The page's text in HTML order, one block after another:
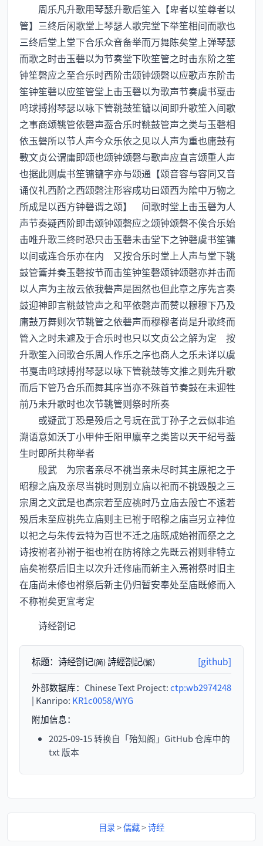
周乐凡升歌用琴瑟升歌后笙入【卑者以笙尊者以
管】三终后闲歌堂上琴瑟人歌完堂下举笙相间而歌也
三终后堂上堂下合乐众音备举而万舞陈矣堂上弹琴瑟
而歌之时击玉磬以为节奏堂下吹笙管之时击东阶之笙
钟笙磬应之至合乐时西阶击颂钟颂磬以应歌声东阶击
笙钟笙磬以应笙管堂上击玉磬以为歌声节奏虞书戛击
鸣球搏拊琴瑟以咏下管鞉鼓笙镛以间即升歌笙入间歌
之事商颂鞉管依磬声葢合乐时鞉鼓管声之类与玉磬相
依玉磬所以节人声今众乐依之见以人声为重也庸鼓有
斁文贞公谓庸即颂也颂钟颂磬与歌声应直言颂重人声
也据此则虞书笙镛镛字亦与颂通【颂音容与容同又音
诵仪礼西阶之西颂磬注形容成功曰颂西为隂中万物之
所成是以西方钟磬谓之颂】 间歌时堂上击玉磬为人
声节奏疑西阶即击颂钟颂磬应之颂钟颂磬不俟合乐始
击唯升歌三终时恐只击玉磬未击堂下之钟磬虞书笙镛
以间或连合乐亦在内 又按合乐时堂上人声与堂下鞉
鼓管籥并奏玉磬按节而击笙钟笙磬颂钟颂磬亦并击而
以人声为主故云依我磬声是固然也但此章之序先言奏
鼓迎神即言鞉鼓管声之和平依磬声而赞以穆穆下乃及
庸鼓万舞则次节鞉管之依磬声而穆穆者尚是升歌终而
管入之时未遽及于合乐时也只以文贞公之解为定 按
升歌笙入间歌合乐周人作乐之序也商人之乐未详以虞
书戛击鸣球搏拊琴瑟以咏下管鞉鼓等文推之则先升歌
而后下管乃合乐而舞其序当亦不殊首节奏鼓在未迎牲
前乃未升歌时也次节鞉管则祭时所奏
或疑武丁恐是殁后之号玩在武丁孙子之云似非追
溯语意如沃丁小甲仲壬阳甲廪辛之类皆以天干纪号葢
生时即所共称举者
殷武 为宗者亲尽不祧当亲未尽时其主原祀之于
昭穆之庙及亲尽当祧时则别立庙以祀而不祧毁殷之三
宗周之文武是也髙宗若至应祧时乃立庙去殷亡不逺若
殁后未至应祧先立庙则主已祔于昭穆之庙岂另立神位
以祀之与朱传云特为百世不迁之庙既成始祔而祭之之
诗按祔者孙祔于祖也祔在防将除之先既云祔则非特立
庙矣祔祭后旧主以次升迁修庙而新主入焉祔祭时旧主
在庙尚未修也祔祭后新主仍归暂安奉处至庙既修而入
不称祔矣更宜考定
诗经劄记
标题： 诗经劄记(简)詩經劄記(繁) [github]
外部数据库： Chinese Text Project:ctp:wb2974248
| Kanripo: KR1c0058/WYG
附加信息：
2025-09-15 转换自「殆知阁」GitHub 仓库中的
txt 版本
目录>儒藏>诗经